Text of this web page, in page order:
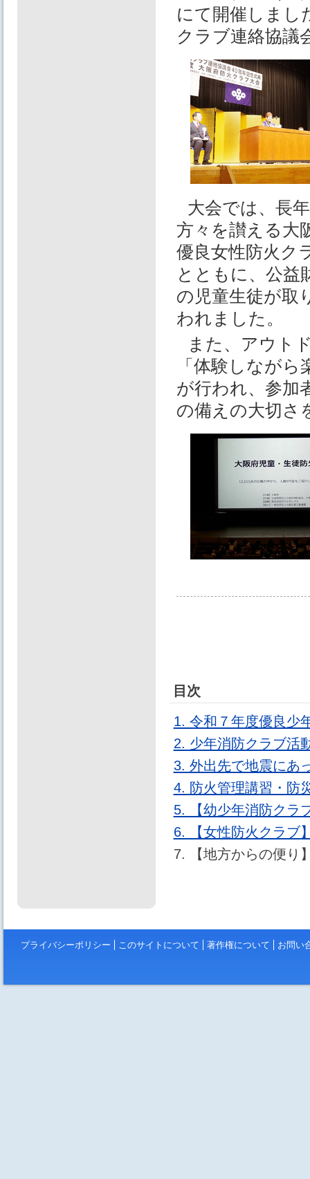
にて開催しまし
クラブ連絡協議
大会では、長
方々を讃える大
優良女性防火ク
とともに、公益
の児童生徒が取
われました。
また、アウト
「体験しなが
が行われ、参加
の備えの大切さ
目次
1. 令和７年度優良少
2. 少年消防クラブ活
3. 外出先で地震にあ
4. 防火管理講習・防
5. 【幼少年消防クラ
6. 【女性防火クラブ
7. 【地方からの便り
プライバシーポリシー このサイトについて 著作権について お問い